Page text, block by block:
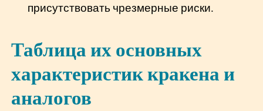
присутствовать чрезмерные риски.
Таблица их основных
характеристик кракена и
аналогов